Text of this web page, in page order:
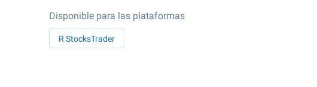
Disponible para las plataformas
R StocksTrader